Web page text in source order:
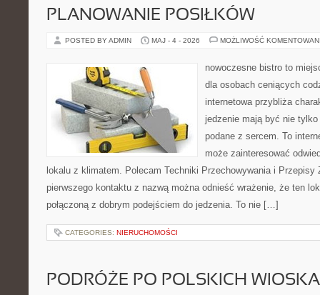
PLANOWANIE POSIŁKÓW
POSTED BY ADMIN MAJ - 4 - 2026 MOŻLIWOŚĆ
nowoczesne bistro to
dla osobach ceniących
internetowa przybliża
jedzenie mają być nie
podane z sercem. To
może zainteresować
lokalu z klimatem. Polecam Techniki Przechowywania i Przepisy
pierwszego kontaktu z nazwą można odnieść wrażenie, że ten
połączoną z dobrym podejściem do jedzenia. To nie […]
CATEGORIES: NIERUCHOMOŚCI
PODRÓŻE PO POLSKICH